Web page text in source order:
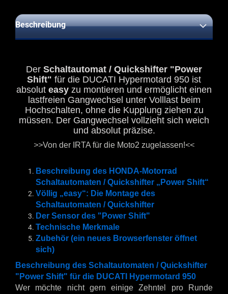
Beschreibung
Der Schaltautomat / Quickshifter "Power
Shift" für die DUCATI Hypermotard 950 ist
absolut easy zu montieren und ermöglicht einen
lastfreien Gangwechsel unter Volllast beim
Hochschalten, ohne die Kupplung ziehen zu
müssen. Der Gangwechsel vollzieht sich weich
und absolut präzise.
>>Von der IRTA für die Moto2 zugelassen!<<
Beschreibung des HONDA-Motorrad
Schaltautomaten / Quickshifter „Power Shift“
Völlig „easy“: Die Montage des
Schaltautomaten / Quickshifter
Der Sensor des "Power Shift"
Technische Merkmale
Zubehör (ein neues Browserfenster öffnet
sich)
Beschreibung des Schaltautomaten / Quickshifter
"Power Shift" für die DUCATI Hypermotard 950
Wer möchte nicht gern einige Zehntel pro Runde